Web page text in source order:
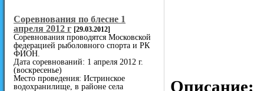
Cоревнования по блесне 1
апреля 2012 г [29.03.2012]
Соревнования проводятся Московской
федерацией рыболовного спорта и РК
ФИОН.
Дата соревнований: 1 апреля 2012 г.
(воскресенье)
Место проведения: Истринское
водохранилище, в районе села
Описание: